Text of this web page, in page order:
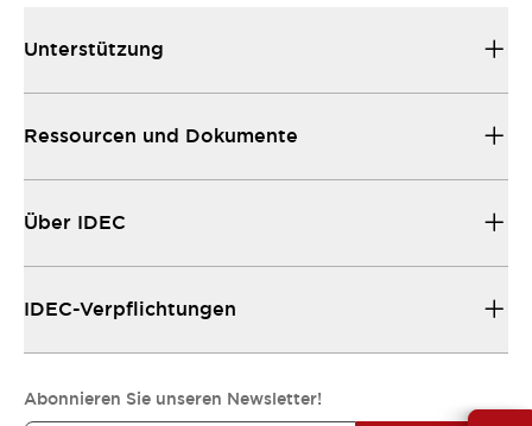
Unterstützung
Ressourcen und Dokumente
Über IDEC
IDEC-Verpflichtungen
Abonnieren Sie unseren Newsletter!